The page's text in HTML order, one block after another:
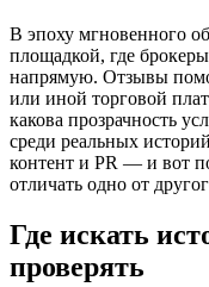
В эпоху мгновенного
площадкой, где
напрямую. Отзывы
или иной торговой
какова прозрачность
среди реальных
контент и PR — и вот
отличать одно от
Где искать
проверять